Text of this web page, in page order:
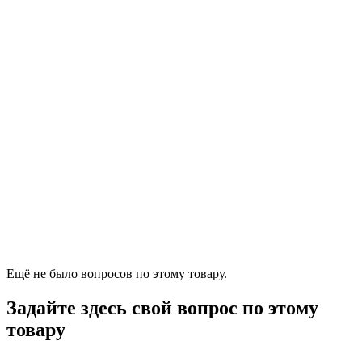
Ещё не было вопросов по этому товару.
Задайте здесь свой вопрос по этому
товару